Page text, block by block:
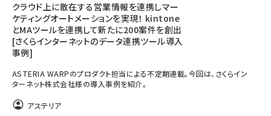
クラウド上に散在する営業情報を連携しマー
ケティングオートメーションを実現！ kintone
とMAツールを連携して新たに200案件を創出
[さくらインターネットのデータ連携ツール導入
事例]
ASTERIA WARPのプロダクト担当による不定期連載。今回は、さくらイン
ターネット株式会社様の導入事例を紹介。
アステリア